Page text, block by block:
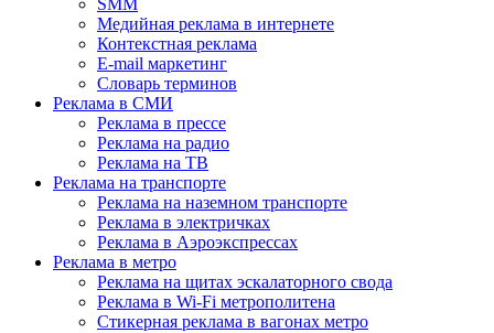
Медийная реклама в интернете
Контекстная реклама
E-mail маркетинг
Словарь терминов
Реклама в СМИ
Реклама в прессе
Реклама на радио
Реклама на ТВ
Реклама на транспорте
Реклама на наземном транспорте
Реклама в электричках
Реклама в Аэроэкспрессах
Реклама в метро
Реклама на щитах эскалаторного свода
Реклама в Wi-Fi метрополитена
Стикерная реклама в вагонах метро